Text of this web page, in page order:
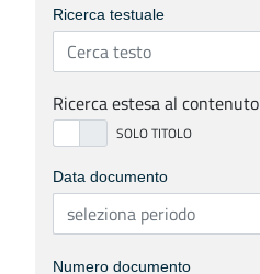
Ricerca testuale
Ricerca estesa al contenuto
Data documento
Numero documento